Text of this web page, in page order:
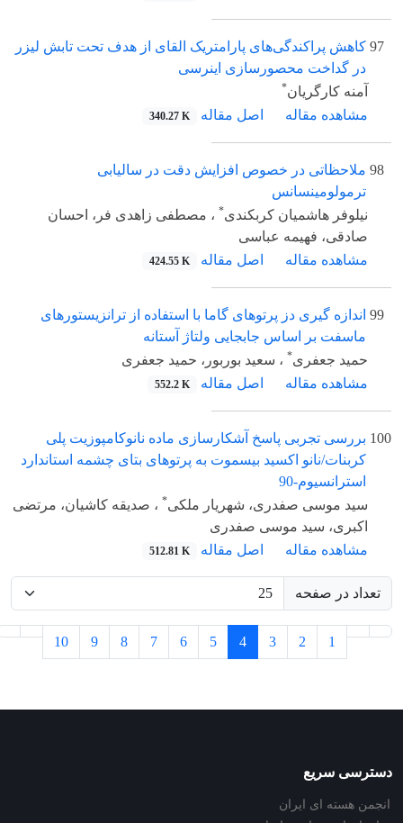
97 کاهش پراکندگی‌های پارامتریک القای از هدف تحت تابش لیزر
در گداخت محصورسازی اینرسی
آمنه کارگریان*
مشاهده مقاله اصل مقاله 340.27 K
98 ملاحظاتی در خصوص افزایش دقت در سالیابی
ترمولومینسانس
نیلوفر هاشمیان کربکندی* ، مصطفی زاهدی فر، احسان
صادقی، فهیمه عباسی
مشاهده مقاله
اصل مقاله 424.55 K
99 اندازه گیری دز پرتوهای گاما با استفاده از ترانزیستورهای
ماسفت بر اساس جابجایی ولتاژ آستانه
حمید جعفری* ، سعید بوربور، حمید جعفری
مشاهده مقاله
اصل مقاله 552.2 K
100 بررسی تجربی پاسخ آشکارسازی ماده نانوکامپوزیت پلی
کربنات/نانو اکسید بیسموت به پرتوهای بتای چشمه استاندارد
استرانسیوم-90
سید موسی صفدری، شهریار ملکی* ، صدیقه کاشیان، مرتضی
اکبری، سید موسی صفدری
مشاهده مقاله
اصل مقاله 512.81 K
تعداد در صفحه
1
2
3
4
5
6
7
8
9
10
دسترسی سریع
انجمن هسته ای ایران